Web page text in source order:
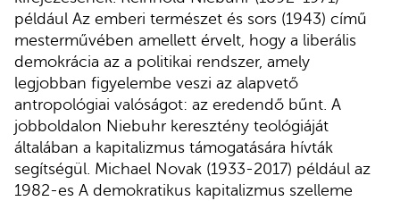
például Az emberi természet és sors (1943) című
mesterművében amellett érvelt, hogy a liberális
demokrácia az a politikai rendszer, amely
legjobban figyelembe veszi az alapvető
antropológiai valóságot: az eredendő bűnt. A
jobboldalon Niebuhr keresztény teológiáját
általában a kapitalizmus támogatására hívták
segítségül. Michael Novak (1933-2017) például az
1982-es A demokratikus kapitalizmus szelleme